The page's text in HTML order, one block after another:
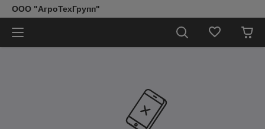
ООО "АгроТехГрупп"